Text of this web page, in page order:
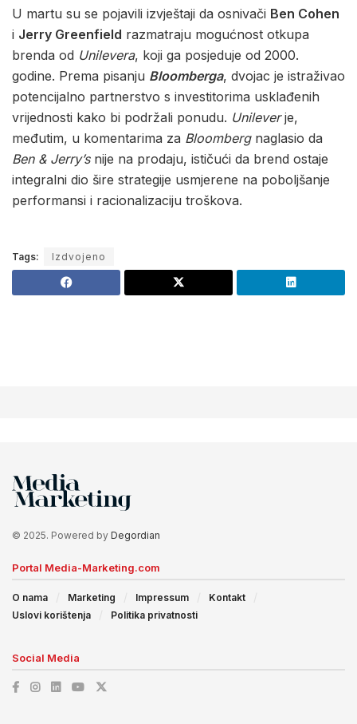
U martu su se pojavili izvještaji da osnivači Ben Cohen
i Jerry Greenfield razmatraju mogućnost otkupa
brenda od Unilevera, koji ga posjeduje od 2000.
godine. Prema pisanju Bloomberga, dvojac je istraživao
potencijalno partnerstvo s investitorima usklađenih
vrijednosti kako bi podržali ponudu. Unileverje,
međutim, u komentarima za Bloomberg naglasio da
Ben & Jerry’s nije na prodaju, ističući da brend ostaje
integralni dio šire strategije usmjerene na poboljšanje
performansi i racionalizaciju troškova.
Tags: Izdvojeno
© 2025. Powered by Degordian
Portal Media-Marketing.com
O nama Marketing Impressum
Kontakt
Uslovi korištenja
Politika privatnosti
Social Media